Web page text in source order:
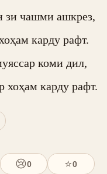
зи чашми ашкрез,
карду рафт.
коми дил,
карду рафт.
😢0 ⭐0